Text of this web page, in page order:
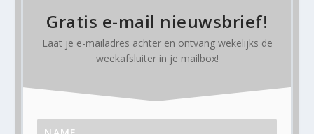
Gratis e-mail nieuwsbrief!
Laat je e-mailadres achter en ontvang wekelijks de
weekafsluiter in je mailbox!